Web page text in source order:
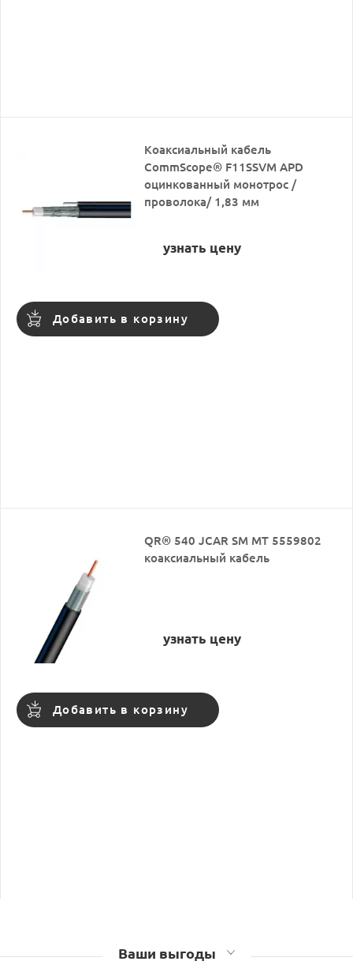
Коаксиальный кабель
CommScope® F11SSVМ APD
оцинкованный монотрос /
проволока/ 1,83 мм
узнать цену
Добавить в корзину
QR® 540 JCAR SM MT 5559802
коаксиальный кабель
узнать цену
Добавить в корзину
Ваши выгоды